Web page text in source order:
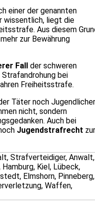
einer der genannten
wissentlich, liegt die
Aus diesem
zur Bewährung
Fall der schweren
bei
Freiheitsstrafe.
Täter noch Jugendlicher
nicht, sondern
Auch bei
Jugendstrafrecht zur